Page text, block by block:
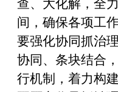
间，确保各项工
要强化协同抓治
协同、条块结合
行机制，着力构